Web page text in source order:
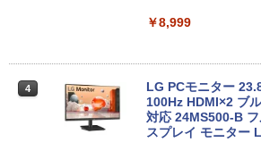
Wi-Fi/Office/無線マ
￥9,999
中古 MacBook Air
| 第9世代 | Core i3
GHz | MEM:16GB
DVD-ROM | 無線
内蔵 | フルHD |
￥8,999
4
LG PCモニター
100Hz HDMI×2 ブ
対応 24MS500-B
スプレイ モニター